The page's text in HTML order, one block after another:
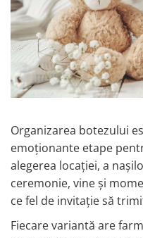
Organizarea botezului
emoționante etape
alegerea locației, a
ceremonie, vine și
ce fel de invitație să
Fiecare variantă are